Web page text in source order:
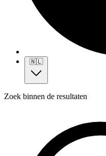
🇳🇱
Zoek binnen de resultaten